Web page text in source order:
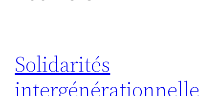
Solidarités
intergénérationnelle